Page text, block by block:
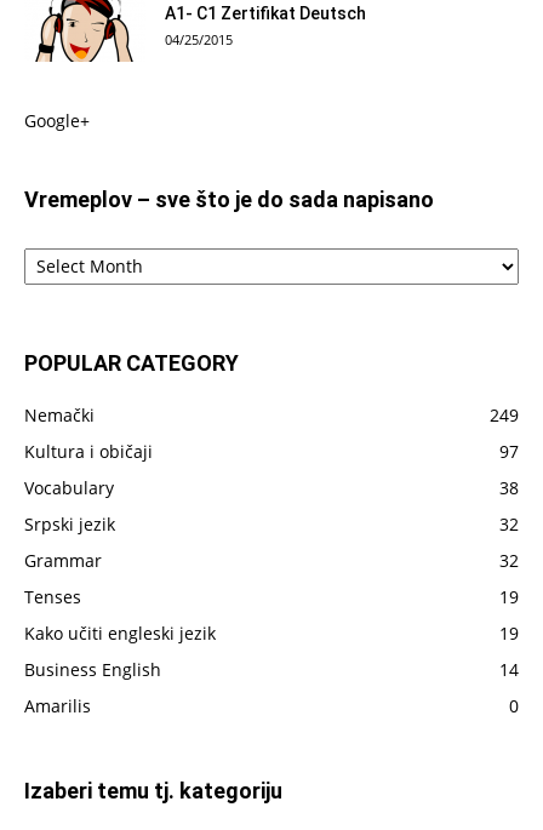
A1- C1 Zertifikat Deutsch
04/25/2015
Google+
Vremeplov – sve što je do sada napisano
Vremeplov
do
napisano
POPULAR CATEGORY
Nemački
249
Kultura i običaji
97
Vocabulary
38
Srpski jezik
32
Grammar
32
Tenses
19
Kako učiti engleski jezik
19
Business English
14
Amarilis
0
Izaberi temu tj. kategoriju